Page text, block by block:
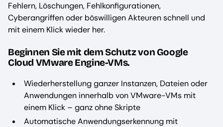
Fehlern, Löschungen, Fehlkonfigurationen,
Cyberangriffen oder böswilligen Akteuren schnell und
mit einem Klick wieder her.
Beginnen Sie mit dem Schutz von Google
Cloud VMware Engine-VMs.
Wiederherstellung ganzer Instanzen, Dateien oder
Anwendungen innerhalb von VMware-VMs mit
einem Klick – ganz ohne Skripte
Automatische Anwendungserkennung mit